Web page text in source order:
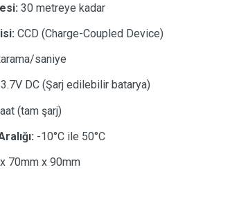
30 metreye kadar
CCD (Charge-Coupled Device)
saniye
3.7V DC (Şarj edilebilir batarya)
(tam şarj)
-10°C ile 50°C
70mm x 90mm